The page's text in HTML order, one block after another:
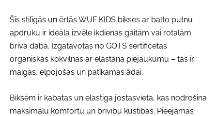
Šīs stilīgās un ērtās WUF KIDS bikses ar balto putnu
apdruku ir ideāla izvēle ikdienas gaitām vai rotaļām
brīvā dabā. Izgatavotas no GOTS sertificētas
organiskās kokvilnas ar elastāna piejaukumu – tās ir
maigas, elpojošas un patīkamas ādai.
Biksēm ir kabatas un elastīga jostasvieta, kas nodrošina
maksimālu komfortu un brīvību kustībās. Pieejamas